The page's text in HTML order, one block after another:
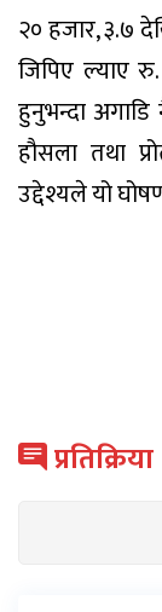
२० हजार, ३.७
जिपिए ल्याए
हुनुभन्दा अगाडि
हौसला तथा
उद्देश्यले यो
प्रतिक्रिया